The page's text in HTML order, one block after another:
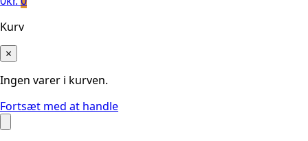
Kurv
×
Ingen varer i kurven.
Fortsæt med at handle